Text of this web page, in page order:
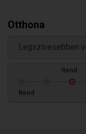
Otthona
Legszívesebben
Rend
Rend